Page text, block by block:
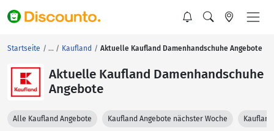
Startseite Kaufland Aktuelle Kaufland Damenhandschuhe Angebote
Aktuelle Kaufland Damenhandschuhe
Angebote
Alle Kaufland Angebote Kaufland Angebote nächster Woche